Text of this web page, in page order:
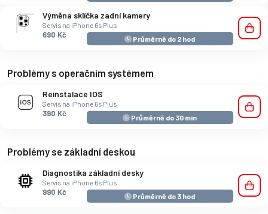
Výměna sklíčka zadní kamery
Servis na iPhone 6s Plus
690 Kč
Průměrně do 2 hod
Problémy s operačním systémem
Reinstalace IOS
Servis na iPhone 6s Plus
390 Kč
Průměrně do 30 min
Problémy se základní deskou
Diagnostika základní desky
Servis na iPhone 6s Plus
990 Kč
Průměrně do 3 hod